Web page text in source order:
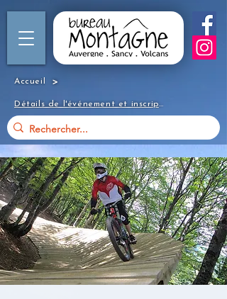
Accueil >
Détails de l'événement et inscription